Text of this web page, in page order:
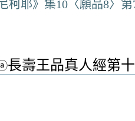
柯耶》集10〈願品8〉第
長壽王品真人經第